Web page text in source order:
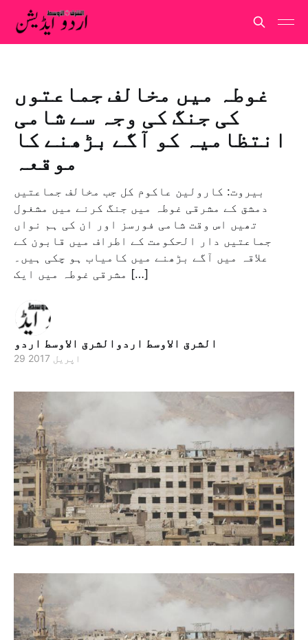
غوطہ میں مخالف جماعتوں
کی جنگ کی وجہ سے شامی
انتظامیہ کو آگے بڑھنے کا
موقعہ
بیروت: کارولین عاکوم کل جب مخالف جماعتیں
دمشق کے مشرقی غوطہ میں جنگ کرنے میں مشغول
تھیں اس وقت شامی فورسز اور ان کی ہم نواں
جماعتیں دار الحکومت کے اطراف میں قابون کے
علاقہ میں آگے بڑھنے میں کامیاب ہو چکی ہیں۔
مشرقی غوطہ میں ایک […]
الشرق الاوسط اردوالشرق الاوسط اردو
29 اپریل 2017